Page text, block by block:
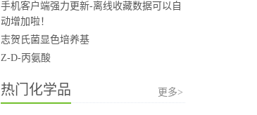
手机客户端强力更新-离线收藏数据可以自
动增加啦！
志贺氏菌显色培养基
Z-D-丙氨酸
热门化学品 更多>